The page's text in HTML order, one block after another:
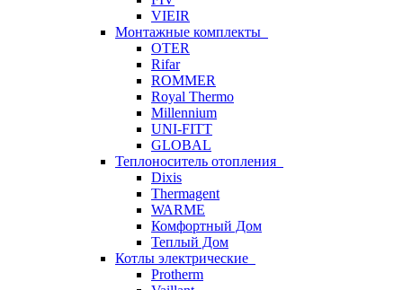
VIEIR
Монтажные комплекты
OTER
Rifar
ROMMER
Royal Thermo
Millennium
UNI-FITT
GLOBAL
Теплоноситель отопления
Dixis
Thermagent
WARME
Комфортный Дом
Теплый Дом
Котлы электрические
Protherm